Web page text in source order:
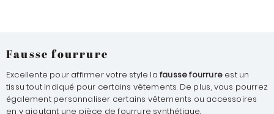
Fausse fourrure
Excellente pour affirmer votre style la fausse fourrure est un
tissu tout indiqué pour certains vêtements. De plus, vous pourrez
également personnaliser certains vêtements ou accessoires
en y ajoutant une pièce de fourrure synthétique.